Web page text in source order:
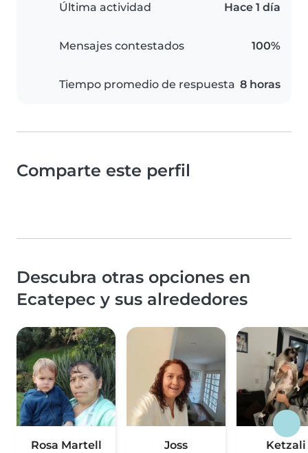
Última actividad Hace 1 día
Mensajes contestados 100%
Tiempo promedio de respuesta 8 horas
Comparte este perfil
Descubra otras opciones en
Ecatepec y sus alrededores
Rosa Martell
Joss Ketzali